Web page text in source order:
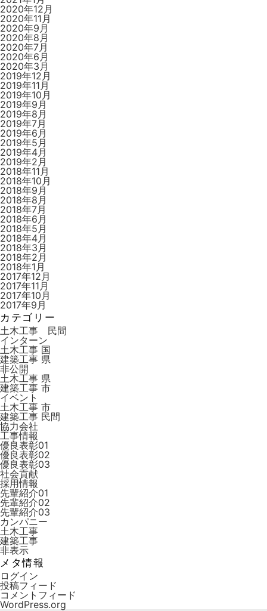
2020年12月
2020年11月
2020年9月
2020年8月
2020年7月
2020年6月
2020年3月
2019年12月
2019年11月
2019年10月
2019年9月
2019年8月
2019年7月
2019年6月
2019年5月
2019年4月
2019年2月
2018年11月
2018年10月
2018年9月
2018年8月
2018年7月
2018年6月
2018年5月
2018年4月
2018年3月
2018年2月
2018年1月
2017年12月
2017年11月
2017年10月
2017年9月
カテゴリー
土木工事 民間
インターン
土木工事 国
建築工事 県
非公開
土木工事 県
建築工事 市
イベント
土木工事 市
建築工事 ⺠間
協力会社
工事情報
優良表彰01
優良表彰02
優良表彰03
社会貢献
採用情報
先輩紹介01
先輩紹介02
先輩紹介03
カンパニー
土木工事
建築工事
非表示
メタ情報
ログイン
投稿フィード
コメントフィード
WordPress.org